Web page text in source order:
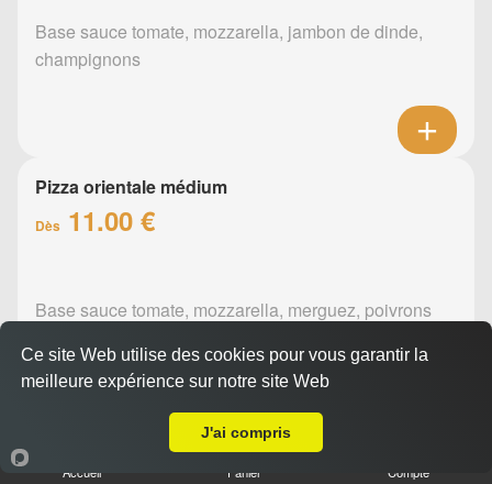
Base sauce tomate, mozzarella, jambon de dinde,
champignons
Pizza orientale médium
Dès 11.00 €
Base sauce tomate, mozzarella, merguez, poivrons
Accueil Panier Compte
Ce site Web utilise des cookies pour vous garantir la
meilleure expérience sur notre site Web
J'ai compris